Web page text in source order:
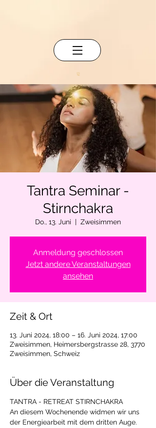
Tantra Seminar -
Stirnchakra
Do., 13. Juni
  |
Zweisimmen
Anmeldung geschlossen
Jetzt andere Veranstaltungen
ansehen
Zeit & Ort
13. Juni 2024, 18:00 – 16. Juni 2024, 17:00
Zweisimmen, Heimersbergstrasse 28, 3770
Zweisimmen, Schweiz
Über die Veranstaltung
TANTRA - RETREAT STIRNCHAKRA
An diesem Wochenende widmen wir uns
der Energiearbeit mit dem dritten Auge.